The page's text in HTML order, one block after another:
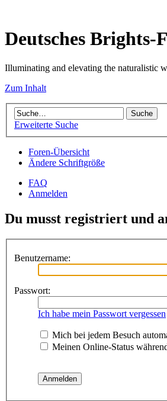
Deutsches
Illuminating and elevating the naturalistic
Zum Inhalt
Erweiterte Suche
Foren-Übersicht
Ändere Schriftgröße
FAQ
Anmelden
Du musst registriert und
Benutzername:
Passwort:
Ich habe mein Passwort vergessen
Mich bei jedem Besuch
Meinen Online-Status